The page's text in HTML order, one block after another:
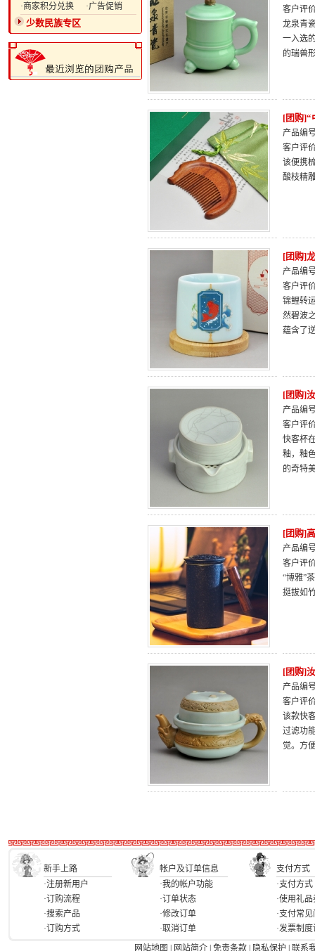
·商家积分兑换
·广告促销
少数民族专区
客户评
龙泉青
一入选
的瑞兽
[团购]“
产品编
客户评
该便携
酸枝精
[团购]
产品编
客户评
锦鲤转
然碧波
蕴含了
[团购]
产品编
客户评
快客杯
釉，釉
的奇特
[团购]
产品编
客户评
“博雅”
挺拔如
[团购]
产品编
客户评
该款快
过滤功
觉。方
新手上路 帐户及订单信息
支付方式
·注册新用户
·订购流程
·搜索产品
·订购方式
·我的帐户功能
·订单状态
·修改订单
·取消订单
·支付方式
·使用礼品
·支付常
·发票制
网站地图
网站简介 免责条款 隐私保护 联系